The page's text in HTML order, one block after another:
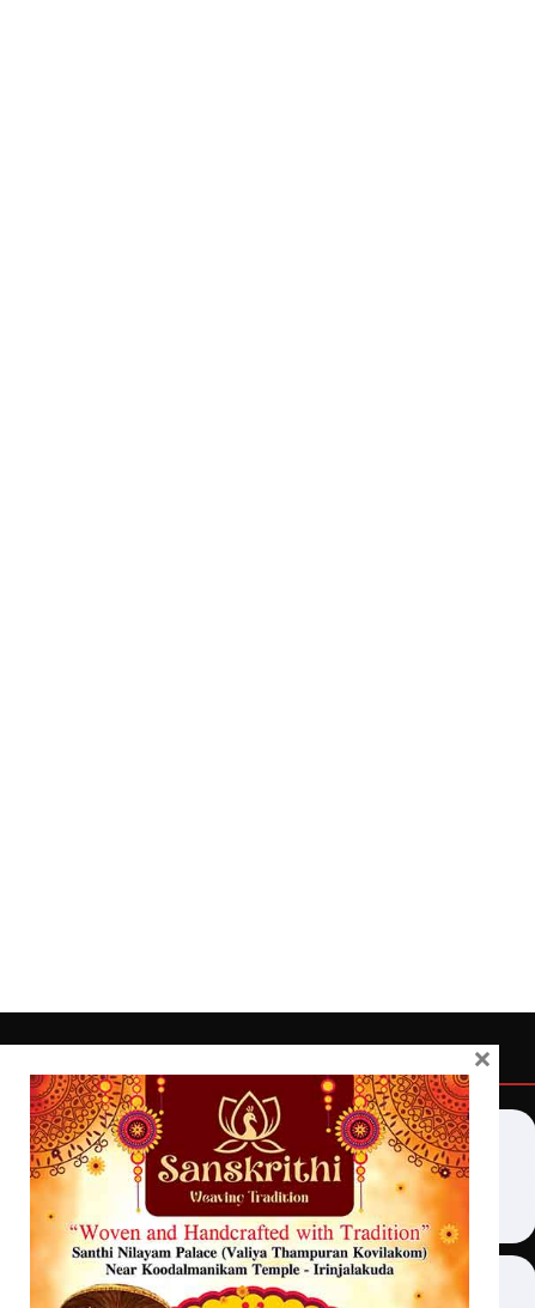
Home
Latest
Exclusive
Sanchari
Contact
Latest
×